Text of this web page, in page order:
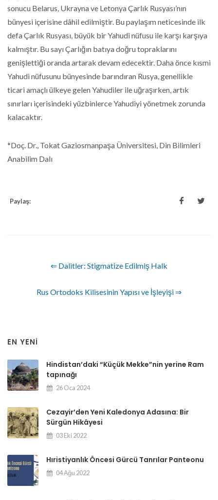
sonucu Belarus, Ukrayna ve Letonya Çarlık Rusyası’nın
bünyesi içerisine dâhil edilmiştir. Bu paylaşım neticesinde ilk
defa Çarlık Rusyası, büyük bir Yahudi nüfusu ile karşı karşıya
kalmıştır. Bu sayı Çarlığın batıya doğru topraklarını
genişlettiği oranda artarak devam edecektir. Daha önce kısmi
Yahudi nüfusunu bünyesinde barındıran Rusya, genellikle
ticari amaçlı ülkeye gelen Yahudiler ile uğraşırken, artık
sınırları içerisindeki yüzbinlerce Yahudiyi yönetmek zorunda
kalacaktır.
*Doç. Dr., Tokat Gaziosmanpaşa Üniversitesi, Din Bilimleri
Anabilim Dalı
Paylaş:
⇐ Dalitler: Stigmatize Edilmiş Halk
Rus Ortodoks Kilisesinin Yapısı ve İşleyişi ⇒
EN YENI
Hindistan’daki “Küçük Mekke”nin yerine Ram
tapınağı
26 Oca 2024
Cezayir’den Yeni Kaledonya Adasına: Bir
Sürgün Hikâyesi
03 Eki 2022
Hıristiyanlık Öncesi Gürcü Tanrılar Panteonu
04 Ağu 2022